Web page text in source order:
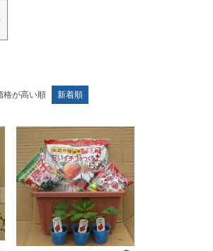
格が高い順 新着順